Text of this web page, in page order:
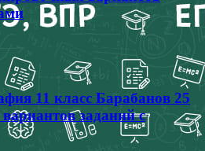
11 класс Барабанов 25
заданий с